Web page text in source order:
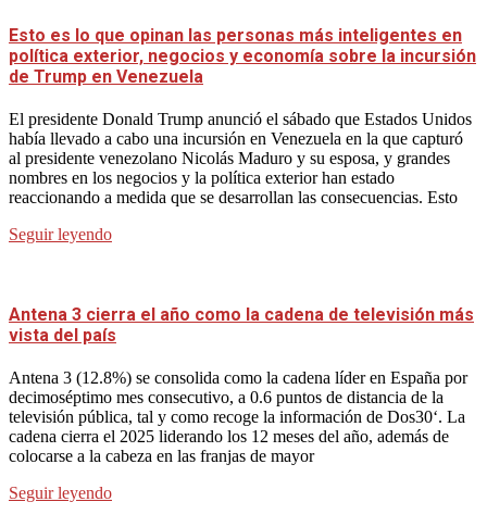
Esto es lo que opinan las personas más inteligentes en
política exterior, negocios y economía sobre la incursión
de Trump en Venezuela
El presidente Donald Trump anunció el sábado que Estados Unidos
había llevado a cabo una incursión en Venezuela en la que capturó
al presidente venezolano Nicolás Maduro y su esposa, y grandes
nombres en los negocios y la política exterior han estado
reaccionando a medida que se desarrollan las consecuencias. Esto
Seguir leyendo
Antena 3 cierra el año como la cadena de televisión más
vista del país
Antena 3 (12.8%) se consolida como la cadena líder en España por
decimoséptimo mes consecutivo, a 0.6 puntos de distancia de la
televisión pública, tal y como recoge la información de Dos30‘. La
cadena cierra el 2025 liderando los 12 meses del año, además de
colocarse a la cabeza en las franjas de mayor
Seguir leyendo